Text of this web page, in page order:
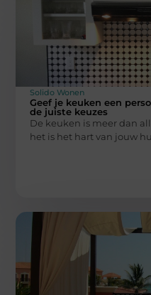
Solido Wonen
Geef je keuken een
de juiste keuzes
De keuken is meer dan
het is het hart van jouw